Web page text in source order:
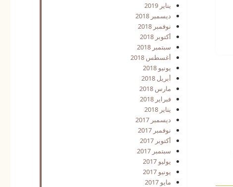
يناير 2019
ديسمبر 2018
نوفمبر 2018
أكتوبر 2018
سبتمبر 2018
أغسطس 2018
يونيو 2018
أبريل 2018
مارس 2018
فبراير 2018
يناير 2018
ديسمبر 2017
نوفمبر 2017
أكتوبر 2017
سبتمبر 2017
يوليو 2017
يونيو 2017
مايو 2017